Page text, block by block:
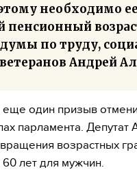
необходимо
пенсионный
по труду,
Андрей
один призыв
парламента. Депутат
возрастных
лет для мужчин.